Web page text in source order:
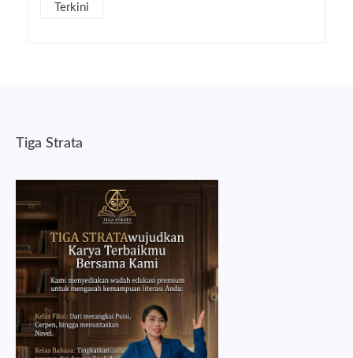
Terkini
Tiga Strata